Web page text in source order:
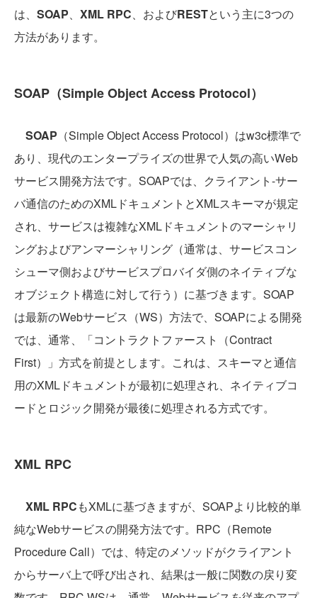
は、 SOAP、 XML RPC、およびRESTという主に3つの
方法があります。
SOAP（Simple Object Access Protocol）
SOAP （Simple Object Access Protocol）はw3c標準で
あり、現代のエンタープライズの世界で人気の高いWeb
サービス開発方法です。SOAPでは、クライアント-サー
バ通信のためのXMLドキュメントとXMLスキーマが規定
され、サービスは複雑なXMLドキュメントのマーシャリ
ングおよびアンマーシャリング（通常は、サービスコン
シューマ側およびサービスプロバイダ側のネイティブな
オブジェクト構造に対して行う）に基づきます。SOAP
は最新のWebサービス（WS）方法で、SOAPによる開発
では、通常、「コントラクトファースト（Contract
First）」方式を前提とします。これは、スキーマと通信
用のXMLドキュメントが最初に処理され、ネイティブコ
ードとロジック開発が最後に処理される方式です。
XML RPC
XML RPCもXMLに基づきますが、SOAPより比較的単
純なWebサービスの開発方法です。RPC（Remote
Procedure Call）では、特定のメソッドがクライアント
からサーバ上で呼び出され、結果は一般に関数の戻り変